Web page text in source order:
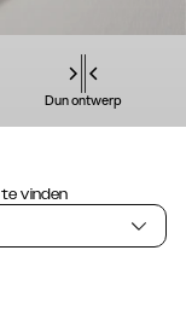
Dun ontwerp
vinden